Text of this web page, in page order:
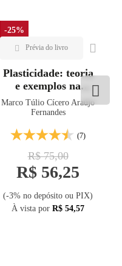
-25%
Plasticidade: teoria
e exemplos na
engenharia
Marco Túlio Cícero Araújo
Fernandes
(7)
R$ 75,00
R$ 56,25
(-3% no depósito ou PIX)
À vista por R$ 54,57